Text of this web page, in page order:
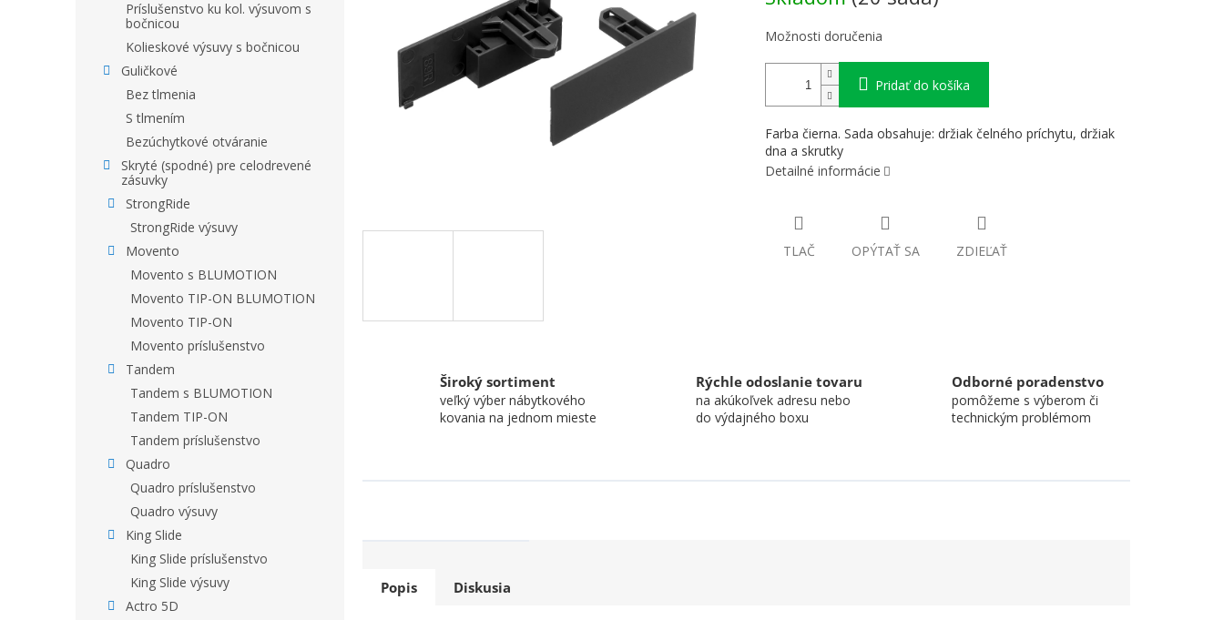
Príslušenstvo ku kol. výsuvom s
bočnicou
Kolieskové výsuvy s bočnicou
Guličkové
Bez tlmenia
S tlmením
Bezúchytkové otváranie
Skryté (spodné) pre celodrevené
zásuvky
StrongRide
StrongRide výsuvy
Movento
Movento s BLUMOTION
Movento TIP-ON BLUMOTION
Movento TIP-ON
Movento príslušenstvo
Tandem
Tandem s BLUMOTION
Tandem TIP-ON
Tandem príslušenstvo
Quadro
Quadro príslušenstvo
Quadro výsuvy
King Slide
King Slide príslušenstvo
King Slide výsuvy
Actro 5D
Možnosti doručenia
Pridať do košíka
Farba čierna. Sada obsahuje: držiak čelného príchytu, držiak
dna a skrutky
Detailné informácie
TLAČ OPÝTAŤ SA ZDIEĽAŤ
Široký sortiment
veľký výber nábytkového
kovania na jednom mieste
Rýchle odoslanie tovaru
na akúkoľvek adresu nebo
do výdajného boxu
Odborné poradenstvo
pomôžeme s výberom či
technickým problémom
Popis Diskusia